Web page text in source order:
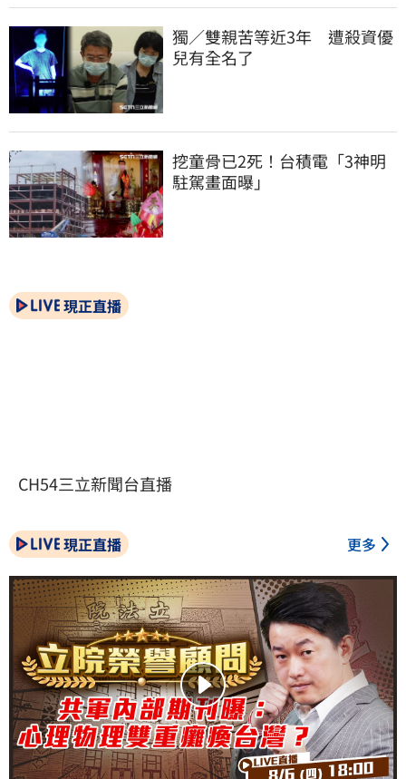
獨／雙親苦等近3年　遭殺資優
兒有全名了
挖童骨已2死！台積電「3神明
駐駕畫面曝」
現正直播
CH54三立新聞台直播
現正直播 更多